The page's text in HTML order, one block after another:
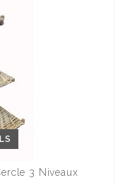
3 Niveaux